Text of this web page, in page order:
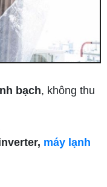
bạch, không thu
máy lạnh